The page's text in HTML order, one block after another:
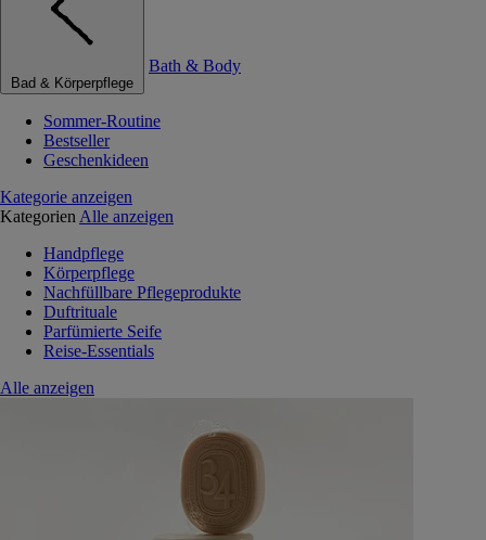
Bad & Körperpflege
Bath & Body
Sommer-Routine
Bestseller
Geschenkideen
Kategorie anzeigen
Kategorien Alle anzeigen
Handpflege
Körperpflege
Nachfüllbare Pflegeprodukte
Duftrituale
Parfümierte Seife
Reise-Essentials
Alle anzeigen